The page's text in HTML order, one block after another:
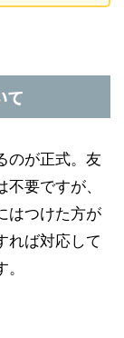
て
のが正式。友
要ですが、
はつけた方が
れば対応して